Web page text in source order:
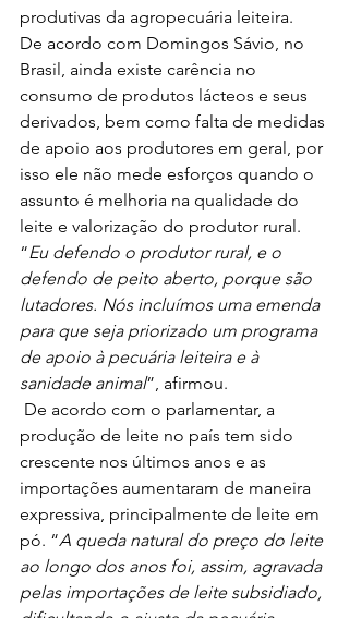
produtivas da agropecuária leiteira.
De acordo com Domingos Sávio, no
Brasil, ainda existe carência no
consumo de produtos lácteos e seus
derivados, bem como falta de medidas
de apoio aos produtores em geral, por
isso ele não mede esforços quando o
assunto é melhoria na qualidade do
leite e valorização do produtor rural.
“Eu defendo o produtor rural, e o
defendo de peito aberto, porque são
lutadores. Nós incluímos uma emenda
para que seja priorizado um programa
de apoio à pecuária leiteira e à
sanidade animal”, afirmou.
De acordo com o parlamentar, a
produção de leite no país tem sido
crescente nos últimos anos e as
importações aumentaram de maneira
expressiva, principalmente de leite em
pó. “A queda natural do preço do leite
ao longo dos anos foi, assim, agravada
pelas importações de leite subsidiado,